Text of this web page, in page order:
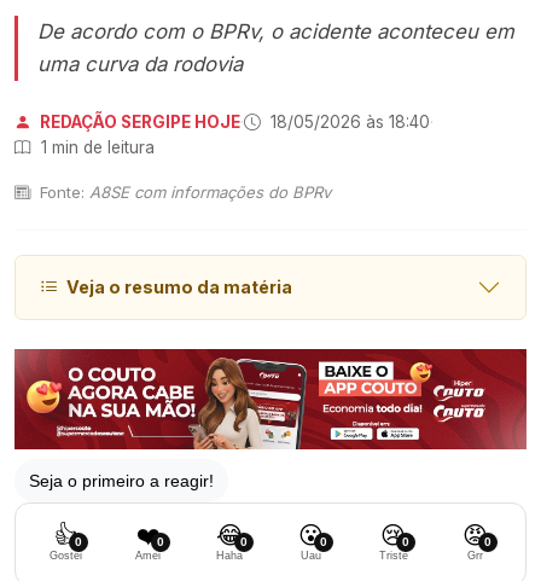
De acordo com o BPRv, o acidente aconteceu em
uma curva da rodovia
REDAÇÃO SERGIPE HOJE· 18/05/2026 às 18:40·
1 min de leitura
Fonte: A8SE com informações do BPRv
Veja o resumo da matéria
Seja o primeiro a reagir!
👍0
Gostei
❤️0
Amei
😂0
Haha
😮0
Uau
😢0
Triste
😡0
Grr